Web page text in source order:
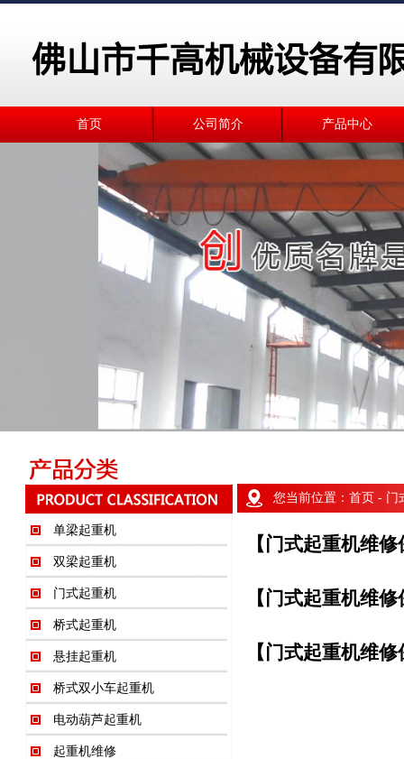
首页 公司简介 产品中心
单梁起重机
双梁起重机
门式起重机
桥式起重机
悬挂起重机
桥式双小车起重机
电动葫芦起重机
起重机维修
您当前位置： 首页- 门
【门式起重机维
【门式起重机维
【门式起重机维